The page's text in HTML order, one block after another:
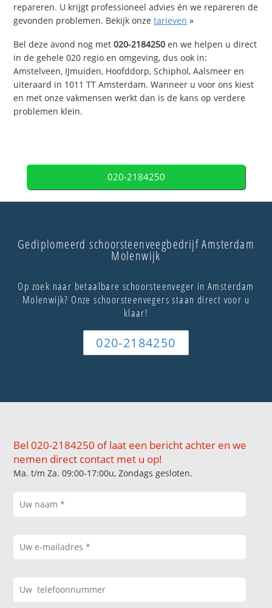
repareren. U krijgt professioneel advies én we repareren de
gevonden problemen. Bekijk onzetarieven »
Bel deze avond nog met020-2184250 en we helpen u direct
in de gehele 020 regio en omgeving, dus ook in:
Amstelveen, IJmuiden, Hoofddorp, Schiphol, Aalsmeer en
uiteraard in 1011 TT Amsterdam. Wanneer u voor ons kiest
en met onze vakmensen werkt dan is de kans op verdere
problemen klein.
020-2184250
Gediplomeerd schoorsteenveegbedrijf Amsterdam
Molenwijk
Op zoek naar betaalbare schoorsteenveger in Amsterdam
Molenwijk? Onze schoorsteenvegers staan direct voor u
klaar!
020-2184250
Bel 020-2184250 of laat een bericht achter en we
nemen direct contact met u op!
Ma. t/m Za. 09:00-17:00u, Zondags gesloten.